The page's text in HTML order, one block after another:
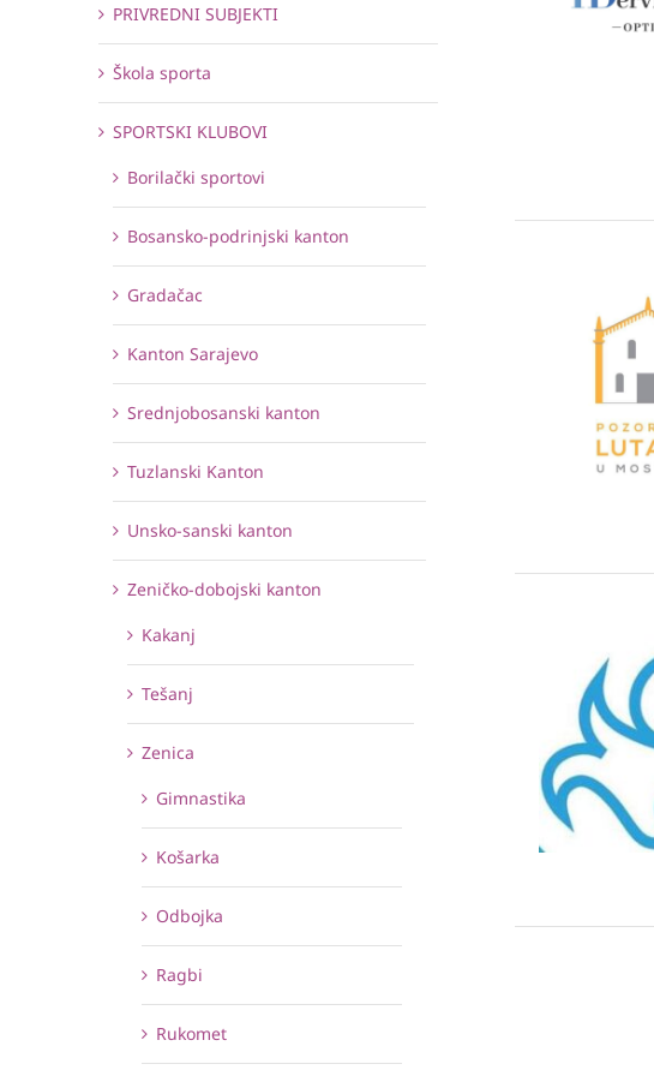
PRIVREDNI SUBJEKTI
Škola sporta
SPORTSKI KLUBOVI
Borilački sportovi
Bosansko-podrinjski kanton
Gradačac
Kanton Sarajevo
Srednjobosanski kanton
Tuzlanski Kanton
Unsko-sanski kanton
Zeničko-dobojski kanton
Kakanj
Tešanj
Zenica
Gimnastika
Košarka
Odbojka
Ragbi
Rukomet